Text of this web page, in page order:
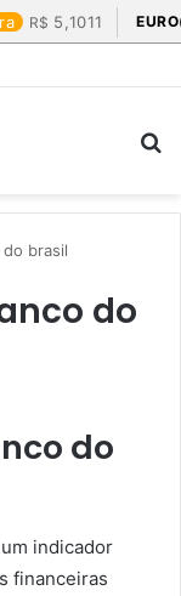
5,1011
a pena
brasil​
do
do
indicador
financeiras